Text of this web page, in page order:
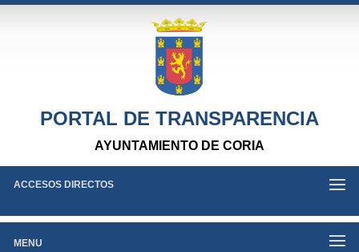
PORTAL DE TRANSPARENCIA
AYUNTAMIENTO DE CORIA
ACCESOS DIRECTOS
MENU